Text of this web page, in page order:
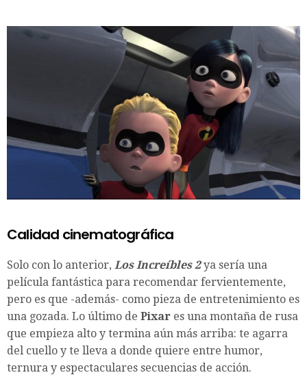
Calidad cinematográfica
Solo con lo anterior, Los Increíbles 2ya sería una
película fantástica para recomendar fervientemente,
pero es que -además- como pieza de entretenimiento es
una gozada. Lo último de Pixar es una montaña de rusa
que empieza alto y termina aún más arriba: te agarra
del cuello y te lleva a donde quiere entre humor,
ternura y espectaculares secuencias de acción.